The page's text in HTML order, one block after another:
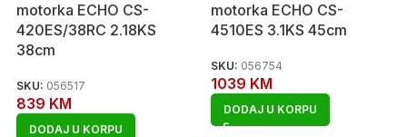
motorka ECHO CS-
420ES/38RC 2.18KS
38cm
SKU: 056517
839 KM
DODAJ U KORPU
motorka ECHO CS-
4510ES 3.1KS 45cm
SKU: 056754
1039 KM
DODAJ U KORPU